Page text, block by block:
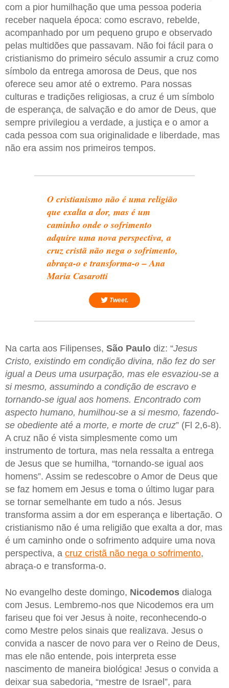
com a pior humilhação que uma pessoa poderia
receber naquela época: como escravo, rebelde,
acompanhado por um pequeno grupo e observado
pelas multidões que passavam. Não foi fácil para o
cristianismo do primeiro século assumir a cruz como
símbolo da entrega amorosa de Deus, que nos
oferece seu amor até o extremo. Para nossas
culturas e tradições religiosas, a cruz é um símbolo
de esperança, de salvação e do amor de Deus, que
sempre privilegiou a verdade, a justiça e o amor a
cada pessoa com sua originalidade e liberdade, mas
não era assim nos primeiros tempos.
O cristianismo não é uma religião
que exalta a dor, mas é um
caminho onde o sofrimento
adquire uma nova perspectiva, a
cruz cristã não nega o sofrimento,
abraça-o e transforma-o – Ana
Maria Casarotti
Tweet.
Na carta aos Filipenses, São Paulo diz: “Jesus
Cristo, existindo em condição divina, não fez do ser
igual a Deus uma usurpação, mas ele esvaziou-se a
si mesmo, assumindo a condição de escravo e
tornando-se igual aos homens. Encontrado com
aspecto humano, humilhou-se a si mesmo, fazendo-
se obediente até a morte, e morte de cruz” (Fl 2,6-8).
A cruz não é vista simplesmente como um
instrumento de tortura, mas nela ressalta a entrega
de Jesus que se humilha, “tornando-se igual aos
homens”. Assim se redescobre o Amor de Deus que
se faz homem em Jesus e toma o último lugar para
se tornar semelhante em tudo a nós. Jesus
transforma assim a dor em esperança e libertação. O
cristianismo não é uma religião que exalta a dor, mas
é um caminho onde o sofrimento adquire uma nova
perspectiva, a cruz cristã não nega o sofrimento,
abraça-o e transforma-o.
No evangelho deste domingo, Nicodemos dialoga
com Jesus. Lembremo-nos que Nicodemos era um
fariseu que foi ver Jesus à noite, reconhecendo-o
como Mestre pelos sinais que realizava. Jesus o
convida a nascer de novo para ver o Reino de Deus,
mas ele não entende, pois interpreta esse
nascimento de maneira biológica! Jesus o convida a
deixar sua sabedoria, “mestre de Israel”, para